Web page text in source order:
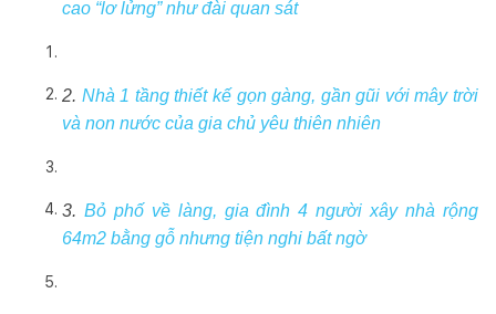
cao “lơ lửng” như đài quan sát
2. Nhà 1 tầng thiết kế gọn gàng, gần gũi với mây trời
và non nước của gia chủ yêu thiên nhiên
3. Bỏ phố về làng, gia đình 4 người xây nhà rộng
64m2 bằng gỗ nhưng tiện nghi bất ngờ